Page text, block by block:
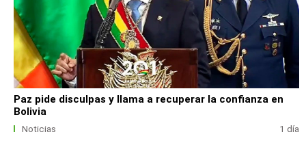
Paz pide disculpas y llama a recuperar la confianza en
Bolivia
Noticias 1 día